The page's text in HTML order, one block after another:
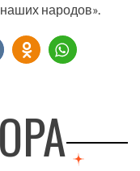
народов».